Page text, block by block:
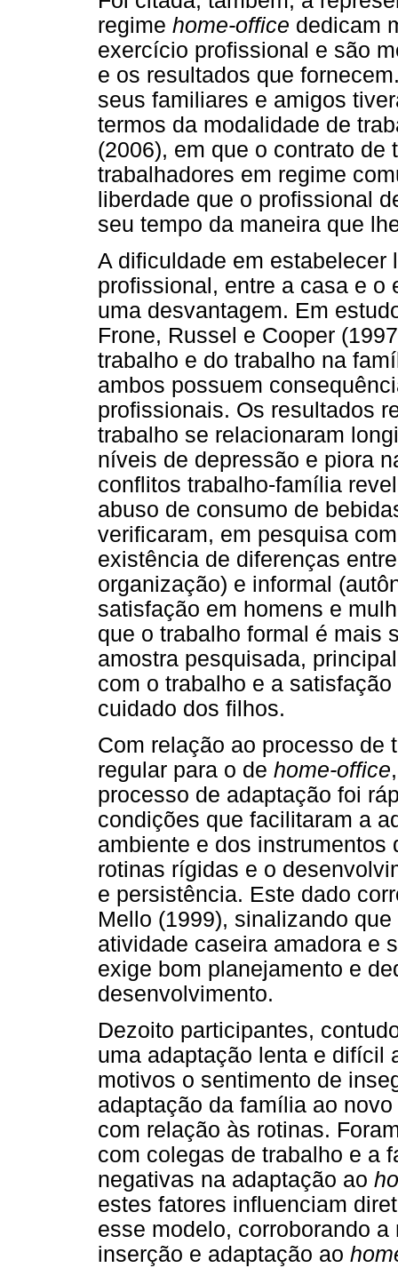
regime home-office dedicam
exercício profissional e são
e os resultados que
seus familiares e amigos
termos da modalidade de
(2006), em que o contrato de
trabalhadores em regime
liberdade que o profissional
seu tempo da maneira que
A dificuldade em estabelecer
profissional, entre a casa e o
uma desvantagem. Em
Frone, Russel e Cooper
trabalho e do trabalho na
ambos possuem
profissionais. Os resultados
trabalho se relacionaram
níveis de depressão e piora
conflitos trabalho-família
abuso de consumo de
verificaram, em pesquisa
existência de diferenças
organização) e informal
satisfação em homens e
que o trabalho formal é mais
amostra pesquisada,
com o trabalho e a
cuidado dos filhos.
Com relação ao processo de
regular para o de home-office
processo de adaptação foi
condições que facilitaram a
ambiente e dos instrumentos
rotinas rígidas e o
e persistência. Este dado
Mello (1999), sinalizando
atividade caseira amadora e
exige bom planejamento e
desenvolvimento.
Dezoito participantes,
uma adaptação lenta e difícil
motivos o sentimento de
adaptação da família ao
com relação às rotinas.
com colegas de trabalho e a
negativas na adaptação ao
estes fatores influenciam
esse modelo, corroborando
inserção e adaptação ao